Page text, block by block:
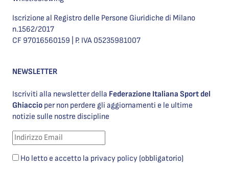
Iscrizione al Registro delle Persone Giuridiche di Milano
n.1562/2017
CF 97016560159 | P. IVA 05235981007
NEWSLETTER
Iscriviti alla newsletter della Federazione Italiana Sport del
Ghiaccio per non perdere gli aggiornamenti e le ultime
notizie sulle nostre discipline
Ho letto e accetto la privacy policy (obbligatorio)